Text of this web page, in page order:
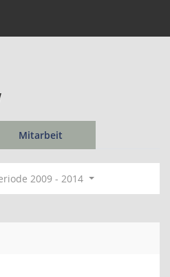
Mitarbeit
2009 - 2014